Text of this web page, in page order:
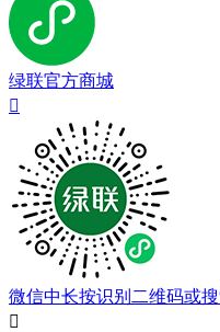
绿联官方商城

微信中长按识别二维码或
